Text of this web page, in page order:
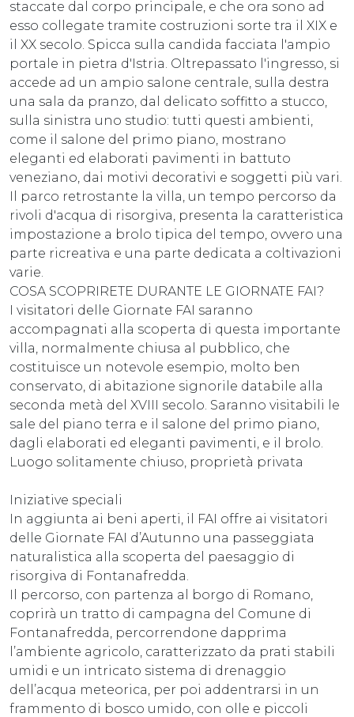
staccate dal corpo principale, e che ora sono ad
esso collegate tramite costruzioni sorte tra il XIX e
il XX secolo. Spicca sulla candida facciata l'ampio
portale in pietra d'Istria. Oltrepassato l'ingresso, si
accede ad un ampio salone centrale, sulla destra
una sala da pranzo, dal delicato soffitto a stucco,
sulla sinistra uno studio: tutti questi ambienti,
come il salone del primo piano, mostrano
eleganti ed elaborati pavimenti in battuto
veneziano, dai motivi decorativi e soggetti più vari.
Il parco retrostante la villa, un tempo percorso da
rivoli d'acqua di risorgiva, presenta la caratteristica
impostazione a brolo tipica del tempo, ovvero una
parte ricreativa e una parte dedicata a coltivazioni
varie.
COSA SCOPRIRETE DURANTE LE GIORNATE FAI?
I visitatori delle Giornate FAI saranno
accompagnati alla scoperta di questa importante
villa, normalmente chiusa al pubblico, che
costituisce un notevole esempio, molto ben
conservato, di abitazione signorile databile alla
seconda metà del XVIII secolo. Saranno visitabili le
sale del piano terra e il salone del primo piano,
dagli elaborati ed eleganti pavimenti, e il brolo.
Luogo solitamente chiuso, proprietà privata
Iniziative speciali
In aggiunta ai beni aperti, il FAI offre ai visitatori
delle Giornate FAI d’Autunno una passeggiata
naturalistica alla scoperta del paesaggio di
risorgiva di Fontanafredda.
Il percorso, con partenza al borgo di Romano,
coprirà un tratto di campagna del Comune di
Fontanafredda, percorrendone dapprima
l’ambiente agricolo, caratterizzato da prati stabili
umidi e un intricato sistema di drenaggio
dell’acqua meteorica, per poi addentrarsi in un
frammento di bosco umido, con olle e piccoli